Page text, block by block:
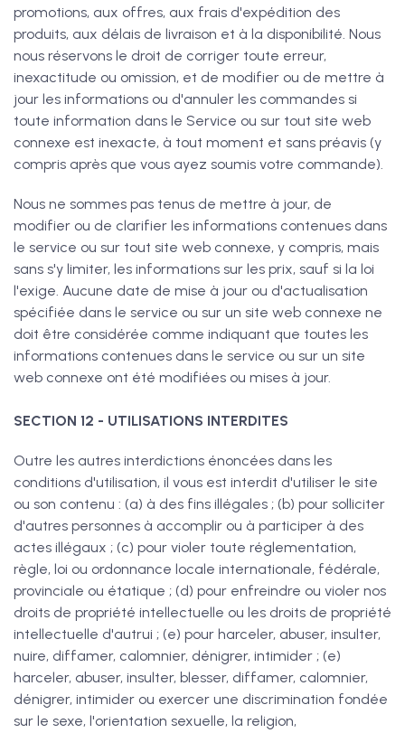
promotions, aux offres, aux frais d'expédition des
produits, aux délais de livraison et à la disponibilité. Nous
nous réservons le droit de corriger toute erreur,
inexactitude ou omission, et de modifier ou de mettre à
jour les informations ou d'annuler les commandes si
toute information dans le Service ou sur tout site web
connexe est inexacte, à tout moment et sans préavis (y
compris après que vous ayez soumis votre commande).
Nous ne sommes pas tenus de mettre à jour, de
modifier ou de clarifier les informations contenues dans
le service ou sur tout site web connexe, y compris, mais
sans s'y limiter, les informations sur les prix, sauf si la loi
l'exige. Aucune date de mise à jour ou d'actualisation
spécifiée dans le service ou sur un site web connexe ne
doit être considérée comme indiquant que toutes les
informations contenues dans le service ou sur un site
web connexe ont été modifiées ou mises à jour.
SECTION 12 - UTILISATIONS INTERDITES
Outre les autres interdictions énoncées dans les
conditions d'utilisation, il vous est interdit d'utiliser le site
ou son contenu : (a) à des fins illégales ; (b) pour solliciter
d'autres personnes à accomplir ou à participer à des
actes illégaux ; (c) pour violer toute réglementation,
règle, loi ou ordonnance locale internationale, fédérale,
provinciale ou étatique ; (d) pour enfreindre ou violer nos
droits de propriété intellectuelle ou les droits de propriété
intellectuelle d'autrui ; (e) pour harceler, abuser, insulter,
nuire, diffamer, calomnier, dénigrer, intimider ; (e)
harceler, abuser, insulter, blesser, diffamer, calomnier,
dénigrer, intimider ou exercer une discrimination fondée
sur le sexe, l'orientation sexuelle, la religion,